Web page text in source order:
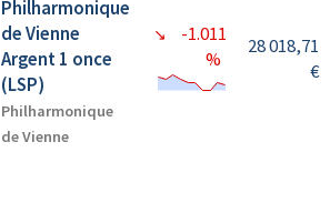
Philharmonique
de Vienne
Argent 1 once
(LSP)
Philharmonique
de Vienne
↘
-1.011
%
28 018,71
€